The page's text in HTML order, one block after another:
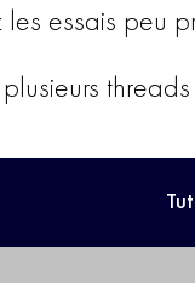
essais peu